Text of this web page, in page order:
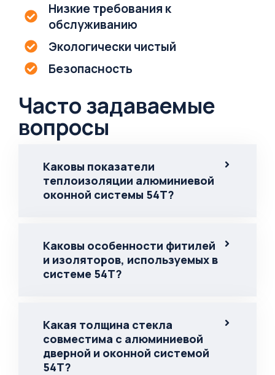
Низкие требования к
обслуживанию
Экологически чистый
Безопасность
Часто задаваемые
вопросы
Каковы показатели
теплоизоляции алюминиевой
оконной системы 54T?
Каковы особенности фитилей
и изоляторов, используемых в
системе 54Т?
Какая толщина стекла
совместима с алюминиевой
дверной и оконной системой
54T?